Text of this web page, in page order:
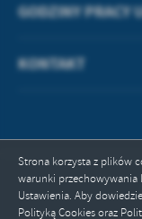
Strona korzysta z plików
warunki
Ustawienia. Aby
Polityką Cookies oraz
GODZINY PRACY
KONTAKT